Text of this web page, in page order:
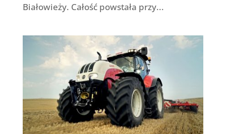
Białowieży. Całość powstała przy...